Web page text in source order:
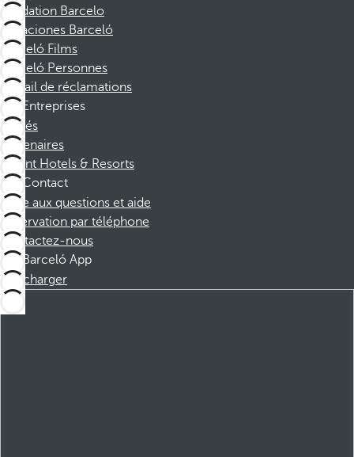
Fondation Barcelo
Vacaciones Barceló
Barceló Films
Barceló Personnes
Portail de réclamations
Entreprises
Affiliés
Partenaires
Dorint Hotels & Resorts
Contact
Foire aux questions et aide
Réservation par téléphone
Contactez-nous
Barceló App
Télécharger